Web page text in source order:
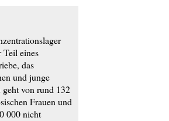
Teil eines
das
und junge
von rund 132
Frauen und
000 nicht